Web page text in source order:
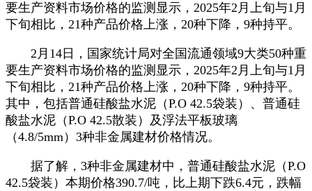
要生产资料市场价格的监测显示，2025年2月上旬与1月
下旬相比，21种产品价格上涨，20种下降，9种持平。
2月14日，国家统计局对全国流通领域9大类50种重
要生产资料市场价格的监测显示，2025年2月上旬与1月
下旬相比，21种产品价格上涨，20种下降，9种持平。
其中，包括普通硅酸盐水泥（P.O 42.5袋装）、普通硅
酸盐水泥（P.O 42.5散装）及浮法平板玻璃
（4.8/5mm）3种非金属建材价格情况。
据了解，3种非金属建材中，普通硅酸盐水泥（P.O
42.5袋装）本期价格390.7/吨，比上期下跌6.4元，跌幅